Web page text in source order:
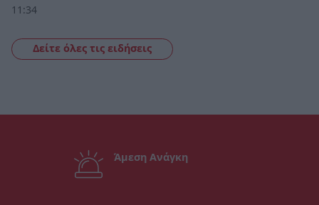
11:34
Δείτε όλες τις ειδήσεις
Άμεση Ανάγκη